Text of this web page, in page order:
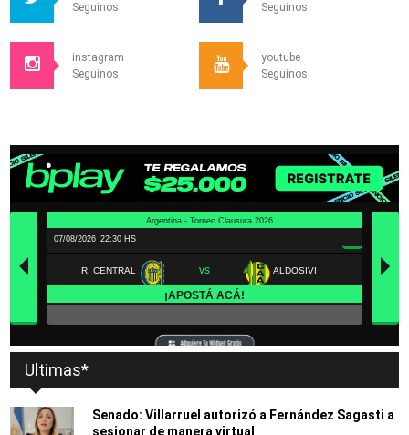
Seguinos
Seguinos
instagram
Seguinos
youtube
Seguinos
Ultimas*
Senado: Villarruel autorizó a Fernández Sagasti a
sesionar de manera virtual